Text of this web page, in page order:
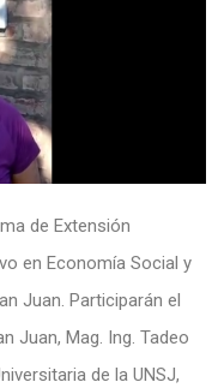
de Extensión
en Economía Social y
Juan. Participarán el
Juan, Mag. Ing. Tadeo
de la UNSJ,